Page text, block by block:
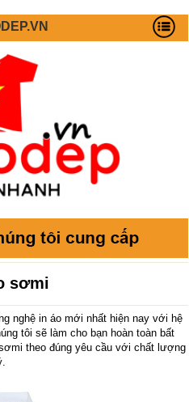
sơmi
nghệ in áo mới nhất hiện nay với hệ
tôi sẽ làm cho bạn hoàn toàn bất
theo đúng yêu cầu với chất lượng